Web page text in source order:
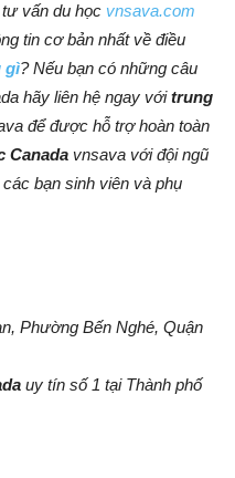
vấn du học vnsava.com
tin cơ bản nhất về điều
gì? Nếu bạn có những câu
hãy liên hệ ngay vớitrung
để được hỗ trợ hoàn toàn
Canada vnsava với đội ngũ
bạn sinh viên và phụ
Phường Bến Nghé, Quận
uy tín số 1 tại Thành phố